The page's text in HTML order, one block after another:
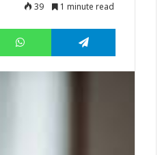
39 1 minute read
WhatsApp Telegram